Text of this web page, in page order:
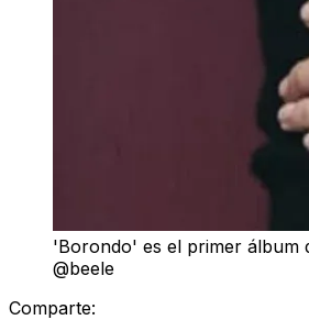
'Borondo' es el primer álbum
@beele
Comparte: